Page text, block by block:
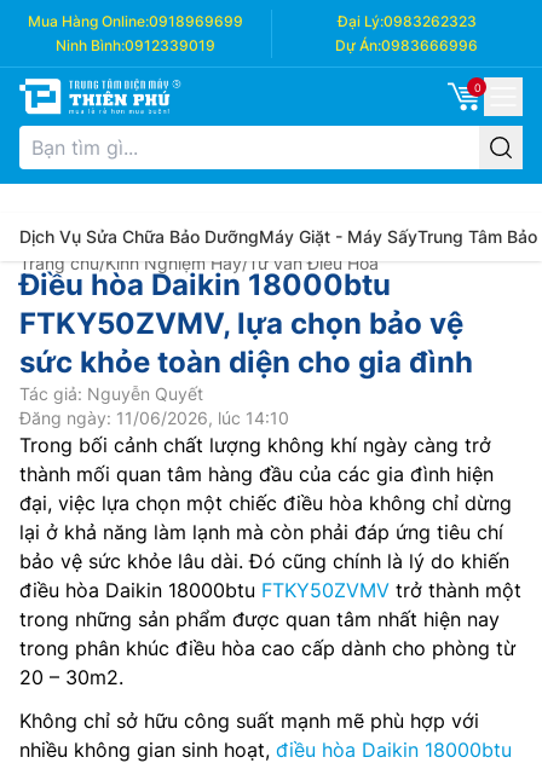
Mua Hàng Online:0918969699 Đại Lý:0983262323
Ninh Bình:0912339019 Dự Án:0983666996
0
Dịch Vụ Sửa Chữa Bảo DưỡngMáy Giặt - Máy SấyTrung Tâm Bảo
Trang chủ/Kinh Nghiệm Hay/Tư vấn Điều Hòa
Điều hòa Daikin 18000btu
FTKY50ZVMV, lựa chọn bảo vệ
sức khỏe toàn diện cho gia đình
Tác giả: Nguyễn Quyết
Đăng ngày: 11/06/2026, lúc 14:10
Trong bối cảnh chất lượng không khí ngày càng trở
thành mối quan tâm hàng đầu của các gia đình hiện
đại, việc lựa chọn một chiếc điều hòa không chỉ dừng
lại ở khả năng làm lạnh mà còn phải đáp ứng tiêu chí
bảo vệ sức khỏe lâu dài. Đó cũng chính là lý do khiến
điều hòa Daikin 18000btu FTKY50ZVMV trở thành một
trong những sản phẩm được quan tâm nhất hiện nay
trong phân khúc điều hòa cao cấp dành cho phòng từ
20 – 30m2.
Không chỉ sở hữu công suất mạnh mẽ phù hợp với
nhiều không gian sinh hoạt, điều hòa Daikin 18000btu